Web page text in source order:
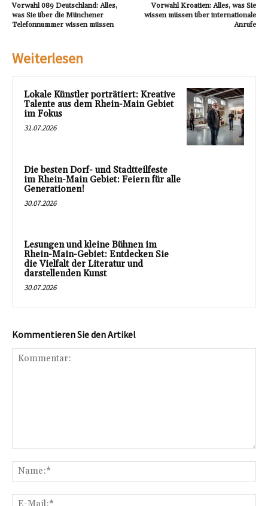
Vorwahl 089 Deutschland: Alles,
was Sie über die Münchener
Telefonnummer wissen müssen
Vorwahl Kroatien: Alles, was Sie
wissen müssen über internationale
Anrufe
Weiterlesen
Lokale Künstler porträtiert: Kreative
Talente aus dem Rhein-Main Gebiet
im Fokus
31.07.2026
Die besten Dorf- und Stadtteilfeste
im Rhein-Main Gebiet: Feiern für alle
Generationen!
30.07.2026
Lesungen und kleine Bühnen im
Rhein-Main-Gebiet: Entdecken Sie
die Vielfalt der Literatur und
darstellenden Kunst
30.07.2026
Kommentieren Sie den Artikel